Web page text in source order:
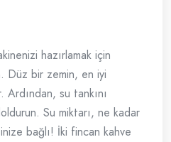
hazırlamak için
Düz bir zemin, en iyi
Ardından, su tankını
Su miktarı, ne kadar
bağlı! İki fincan kahve